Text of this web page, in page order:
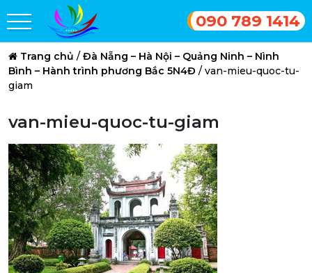
090 789 1414
Trang chủ / Đà Nẵng – Hà Nội – Quảng Ninh – Nình
Bình – Hành trình phương Bắc 5N4Đ / van-mieu-quoc-tu-
giam
van-mieu-quoc-tu-giam